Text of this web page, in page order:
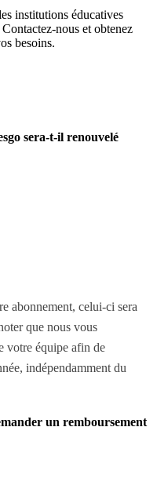
institutions éducatives
nous et obtenez
besoins.
sera-t-il renouvelé
abonnement, celui-ci sera
que nous vous
votre équipe afin de
indépendamment du
un remboursement